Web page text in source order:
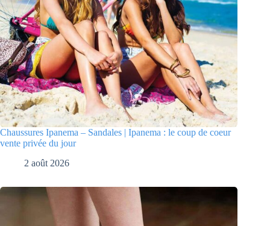
Chaussures Ipanema – Sandales | Ipanema : le coup de coeur
vente privée du jour
2 août 2026